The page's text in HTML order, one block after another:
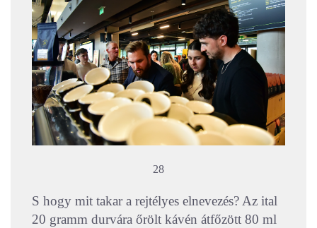
28
S hogy mit takar a rejtélyes elnevezés? Az ital
20 gramm durvára őrölt kávén átfőzött 80 ml